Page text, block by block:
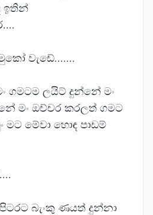
ඉතින්
වැඩේ.......
ගමටම ලයිට් දුන්නේ මං
මං ඔච්චර කරලත් ගමට
මට මේවා හොඳ පාඩම්
බැංකු ණයත් දුන්නා